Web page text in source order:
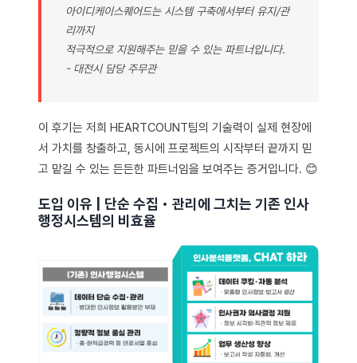
아이디케이스퀘어드는 시스템 구축에서부터 유지/관
리까지
적극적으로 지원해주는 믿을 수 있는 파트너입니다.
- 대전시 담당 주무관
이 후기는 저희 HEARTCOUNT팀의 기술력이 실제 현장에
서 가치를 창출하고, 동시에 프로젝트의 시작부터 끝까지 믿
고 맡길 수 있는 든든한 파트너임을 보여주는 증거입니다. 😊
도입 이유 | 단순 수집・관리에 그치는 기존 인사
행정시스템의 비효율